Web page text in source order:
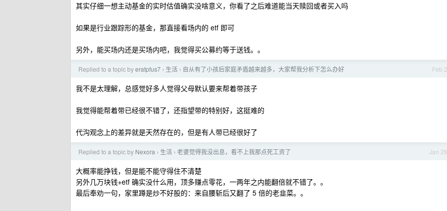
其实仔细一想主动基金的实时估值确实没啥意义，你看了之后难道能当天赎回或者买入吗
如果是行业跟踪形的基金，那直接看场内的 etf 即可
另外，能买场内还是买场内吧，我觉得买公募约等于送钱。。
Feb 2
Replied to a topic byeratpfus7 › 生活 › 自从有了小孩后家庭矛盾越来越多，大家帮我分析下怎么办好
我不是太理解，总感觉好多人觉得父母默认要来帮着带孩子
我觉得能帮着带已经很不错了，还指望带的特别好，这挺难的
代沟观念上的差异就是天然存在的，但是有人带已经很好了
Jan 26
Replied to a topic by Nexora › 生活 › 老婆觉得我没出息，看不上我那点死工资了
大概率能挣钱，但是能不能守得住不清楚
另外几万块钱+etf 确实没什么用，顶多赚点零花，一两年之内能翻倍就不错了。。
最后奉劝一句，家里蹲是炒不好股的：来自腰斩后又翻了 5 倍的老韭菜。。